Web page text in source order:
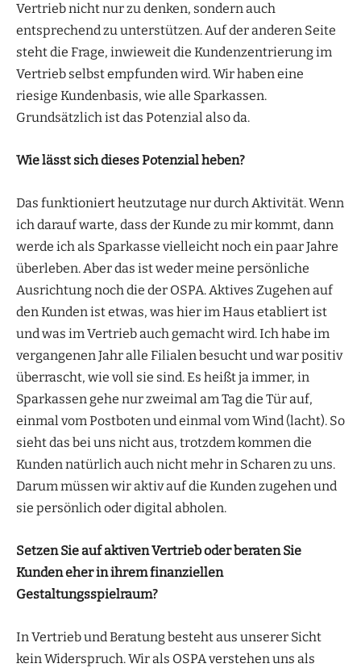
Vertrieb nicht nur zu denken, sondern auch
entsprechend zu unterstützen. Auf der anderen Seite
steht die Frage, inwieweit die Kundenzentrierung im
Vertrieb selbst empfunden wird. Wir haben eine
riesige Kundenbasis, wie alle Sparkassen.
Grundsätzlich ist das Potenzial also da.
Wie lässt sich dieses Potenzial heben?
Das funktioniert heutzutage nur durch Aktivität. Wenn
ich darauf warte, dass der Kunde zu mir kommt, dann
werde ich als Sparkasse vielleicht noch ein paar Jahre
überleben. Aber das ist weder meine persönliche
Ausrichtung noch die der OSPA. Aktives Zugehen auf
den Kunden ist etwas, was hier im Haus etabliert ist
und was im Vertrieb auch gemacht wird. Ich habe im
vergangenen Jahr alle Filialen besucht und war positiv
überrascht, wie voll sie sind. Es heißt ja immer, in
Sparkassen gehe nur zweimal am Tag die Tür auf,
einmal vom Postboten und einmal vom Wind (lacht). So
sieht das bei uns nicht aus, trotzdem kommen die
Kunden natürlich auch nicht mehr in Scharen zu uns.
Darum müssen wir aktiv auf die Kunden zugehen und
sie persönlich oder digital abholen.
Setzen Sie auf aktiven Vertrieb oder beraten Sie
Kunden eher in ihrem finanziellen
Gestaltungsspielraum?
In Vertrieb und Beratung besteht aus unserer Sicht
kein Widerspruch. Wir als OSPA verstehen uns als